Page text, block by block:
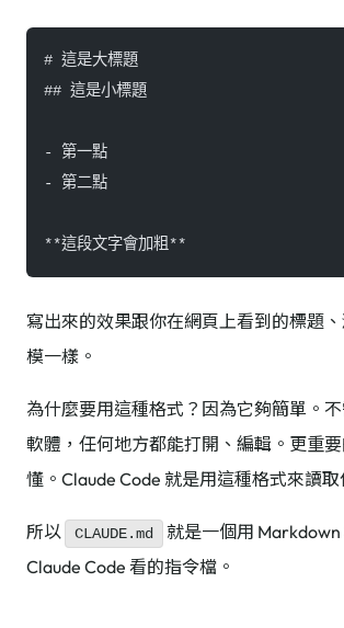
# 這是大標題
## 這是小標題
- 第一點
- 第二點
**這段文字會加粗**
寫出來的效果跟你在網頁上看到的標題
模一樣。
為什麼要用這種格式？因為它夠簡單。
軟體，任何地方都能打開、編輯。更重
懂。Claude Code 就是用這種格式來讀取
所以 CLAUDE.md
就是一個用
Claude Code 看的指令檔。